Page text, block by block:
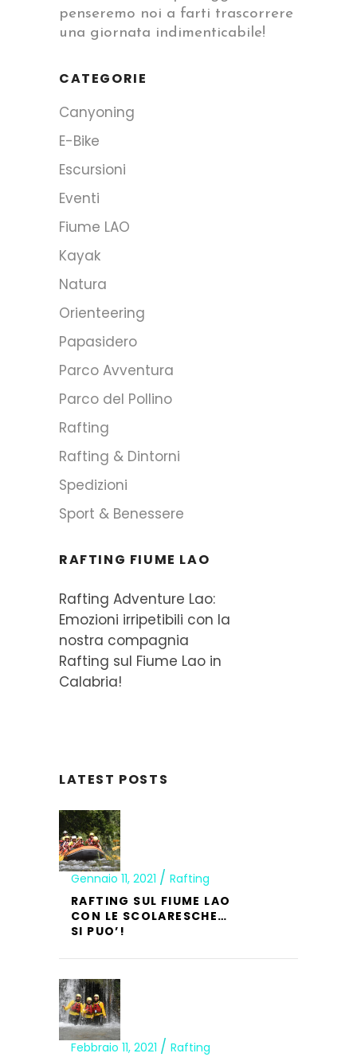
penseremo noi a farti trascorrere
una giornata indimenticabile!
CATEGORIE
Canyoning
E-Bike
Escursioni
Eventi
Fiume LAO
Kayak
Natura
Orienteering
Papasidero
Parco Avventura
Parco del Pollino
Rafting
Rafting & Dintorni
Spedizioni
Sport & Benessere
RAFTING FIUME LAO
Rafting Adventure Lao:
Emozioni irripetibili con la
nostra compagnia
Rafting sul Fiume Lao in
Calabria!
LATEST POSTS
Gennaio 11, 2021
Rafting
RAFTING SUL FIUME LAO
CON LE SCOLARESCHE…
SI PUO’!
Febbraio 11, 2021
Rafting